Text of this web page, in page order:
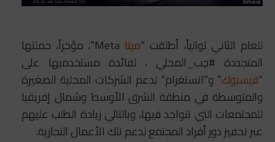
للعام الثاني توالياً، أطلقت “ميتا
Meta”، مؤخراً، حملتها
المتجددة #حِب_المحلي ، لفائدة مستخدميها على
“فيسبوك” و”انستغرام” لدعم الشركات المحلية الصغيرة
والمتوسطة في منطقة الشرق الأوسط وشمال إفريقيا
للمجتمعات التي تتواجد فيها، وبالتالي زيادة الطلب عليهم
عبر تحفيز دور أفراد المجتمع لدعم تلك الأعمال التجارية.